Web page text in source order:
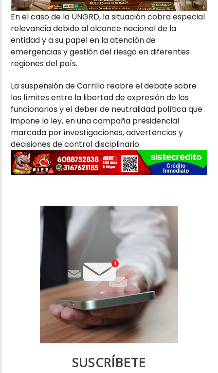
En el caso de la UNGRD, la situación cobra especial
relevancia debido al alcance nacional de la
entidad y a su papel en la atención de
emergencias y gestión del riesgo en diferentes
regiones del país.
La suspensión de Carrillo reabre el debate sobre
los límites entre la libertad de expresión de los
funcionarios y el deber de neutralidad política que
impone la ley, en una campaña presidencial
marcada por investigaciones, advertencias y
decisiones de control disciplinario.
SUSCRÍBETE